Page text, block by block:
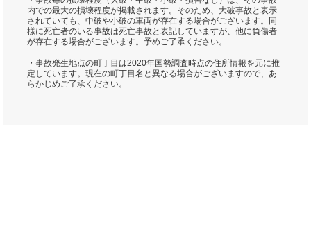
内での最大の損壊程度が掲載されます。そのため、大破事故と表示
されていても、中破や小破の車両が存在する場合がございます。同
様に死亡者のいる事故は死亡事故と表記していますが、他に負傷者
が存在する場合がございます。予めご了承ください。
・事故発生地点の町丁目は2020年国勢調査時点の住所情報を元に推
定しています。現在の町丁目名と異なる場合がございますので、あ
らかじめご了承ください。